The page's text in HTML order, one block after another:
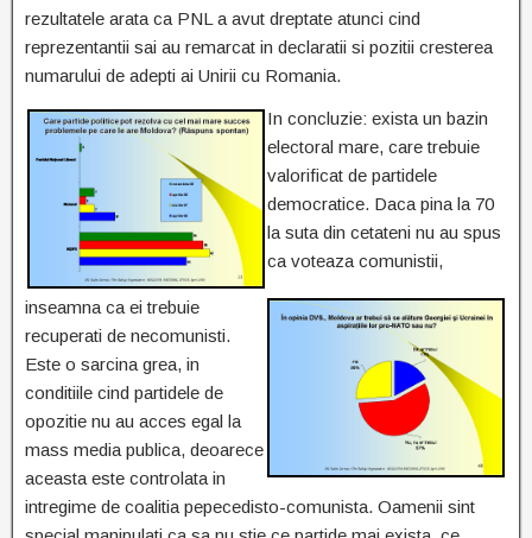
rezultatele arata ca PNL a avut dreptate atunci cind
reprezentantii sai au remarcat in declaratii si pozitii cresterea
numarului de adepti ai Unirii cu Romania.
In concluzie: exista un bazin
electoral mare, care trebuie
valorificat de partidele
democratice. Daca pina la 70
la suta din cetateni nu au spus
ca voteaza comunistii,
inseamna ca ei trebuie
recuperati de necomunisti.
Este o sarcina grea, in
conditiile cind partidele de
opozitie nu au acces egal la
mass media publica, deoarece
aceasta este controlata in
intregime de coalitia pepecedisto-comunista. Oamenii sint